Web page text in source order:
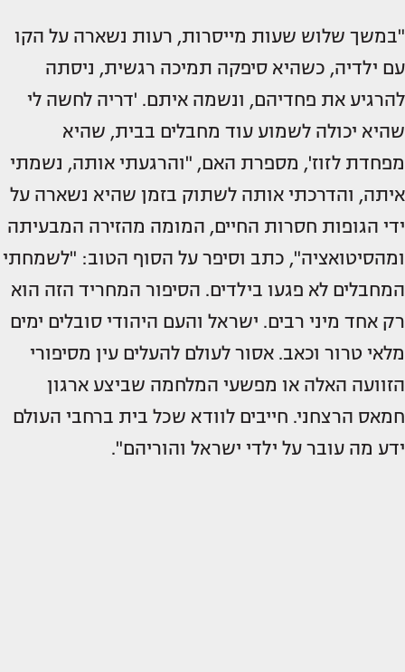
"במשך שלוש שעות מייסרות, רעות נשארה על הקו
עם ילדיה, כשהיא סיפקה תמיכה רגשית, ניסתה
להרגיע את פחדיהם, ונשמה איתם. 'דריה לחשה לי
שהיא יכולה לשמוע עוד מחבלים בבית, שהיא
מפחדת לזוז', מספרת האם, "והרגעתי אותה, נשמתי
איתה, והדרכתי אותה לשתוק בזמן שהיא נשארה על
ידי הגופות חסרות החיים, המומה מהזירה המבעיתה
ומהסיטואציה", כתב וסיפר על הסוף הטוב: "לשמחתי
המחבלים לא פגעו בילדים. הסיפור המחריד הזה הוא
רק אחד מיני רבים. ישראל והעם היהודי סובלים ימים
מלאי טרור וכאב. אסור לעולם להעלים עין מסיפורי
הזוועה האלה או מפשעי המלחמה שביצע ארגון
חמאס הרצחני. חייבים לוודא שכל בית ברחבי העולם
ידע מה עובר על ילדי ישראל והוריהם".